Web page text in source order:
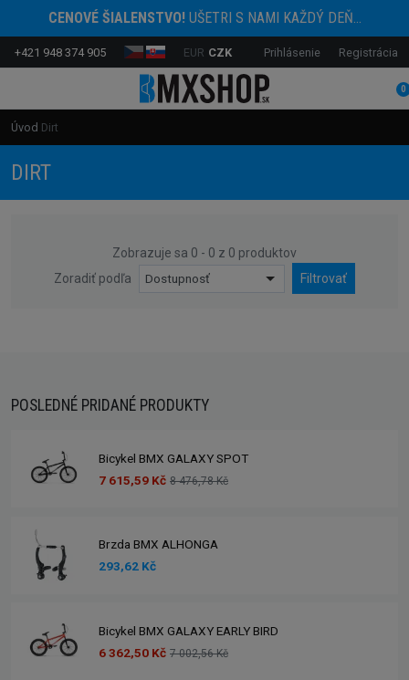
CENOVÉ ŠIALENSTVO!UŠETRI S NAMI KAŽDÝ DEŇ...
+421 948 374 905 EUR CZK Prihlásenie Registrácia
0
Úvod Dirt
DIRT
Zobrazuje sa 0 - 0 z 0 produktov
Zoradiť podľa
Dostupnosť Filtrovať
POSLEDNÉ PRIDANÉ PRODUKTY
Bicykel BMX GALAXY SPOT
7 615,59 Kč 8 476,78 Kč
Brzda BMX ALHONGA
293,62 Kč
Bicykel BMX GALAXY EARLY BIRD
6 362,50 Kč 7 002,56 Kč